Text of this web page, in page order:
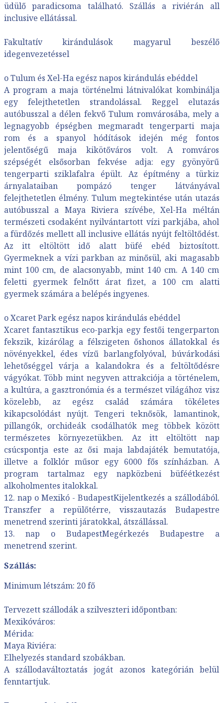
üdülő paradicsoma található. Szállás a riviérán all
inclusive ellátással.
Fakultatív kirándulások magyarul beszélő
idegenvezetéssel
o Tulum és Xel-Ha egész napos kirándulás ebéddel
A program a maja történelmi látnivalókat kombinálja
egy felejthetetlen strandolással. Reggel elutazás
autóbusszal a délen fekvő Tulum romvárosába, mely a
legnagyobb épségben megmaradt tengerparti maja
rom és a spanyol hódítások idején még fontos
jelentőségű maja kikötőváros volt. A romváros
szépségét elsősorban fekvése adja: egy gyönyörű
tengerparti sziklafalra épült. Az építmény a türkiz
árnyalataiban pompázó tenger látványával
felejthetetlen élmény. Tulum megtekintése után utazás
autóbusszal a Maya Riviera szívébe, Xel-Ha méltán
természeti csodaként nyilvántartott vízi parkjába, ahol
a fürdőzés mellett all inclusive ellátás nyújt feltöltődést.
Az itt eltöltött idő alatt büfé ebéd biztosított.
Gyermeknek a vízi parkban az minősül, aki magasabb
mint 100 cm, de alacsonyabb, mint 140 cm. A 140 cm
feletti gyermek felnőtt árat fizet, a 100 cm alatti
gyermek számára a belépés ingyenes.
o Xcaret Park egész napos kirándulás ebéddel
Xcaret fantasztikus eco-parkja egy festői tengerparton
fekszik, kizárólag a félszigeten őshonos állatokkal és
növényekkel, édes vízű barlangfolyóval, búvárkodási
lehetőséggel várja a kalandokra és a feltöltődésre
vágyókat. Több mint negyven attrakciója a történelem,
a kultúra, a gasztronómia és a természet világához visz
közelebb, az egész család számára tökéletes
kikapcsolódást nyújt. Tengeri teknősök, lamantinok,
pillangók, orchideák csodálhatók meg többek között
természetes környezetükben. Az itt eltöltött nap
csúcspontja este az ősi maja labdajáték bemutatója,
illetve a folklór műsor egy 6000 fős színházban. A
program tartalmaz egy napközbeni büféétkezést
alkoholmentes italokkal.
12. nap o Mexikó - BudapestKijelentkezés a szállodából.
Transzfer a repülőtérre, visszautazás Budapestre
menetrend szerinti járatokkal, átszállással.
13. nap o BudapestMegérkezés Budapestre a
menetrend szerint.
Szállás:
Minimum létszám: 20 fő
Tervezett szállodák a szilveszteri időpontban:
Mexikóváros:
Mérida:
Maya Riviéra:
Elhelyezés standard szobákban.
A szállodaváltoztatás jogát azonos kategórián belül
fenntartjuk.